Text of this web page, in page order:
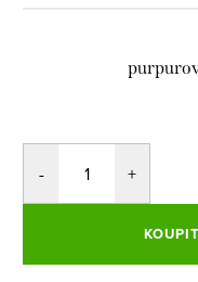
KOUPIT